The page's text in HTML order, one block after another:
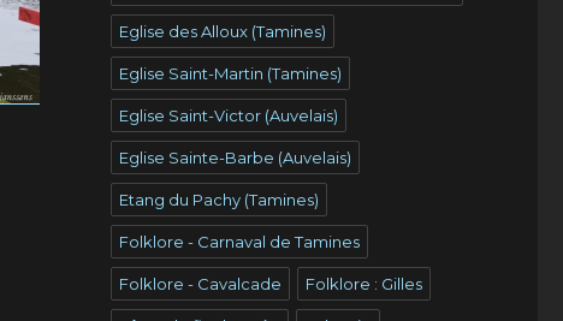
Eglise des Alloux (Tamines)
Eglise Saint-Martin (Tamines)
Eglise Saint-Victor (Auvelais)
Eglise Sainte-Barbe (Auvelais)
Etang du Pachy (Tamines)
Folklore - Carnaval de Tamines
Folklore - Cavalcade Folklore : Gilles